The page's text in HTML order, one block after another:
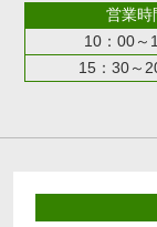
営業時
10：00～
15：30～